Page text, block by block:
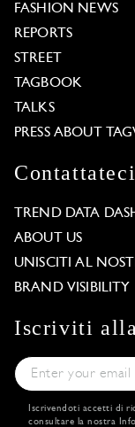
FASHION NEWS
REPORTS
STREET
TAGBOOK
TALKS
PRESS ABOUT
Contattateci
TREND DATA
ABOUT US
UNISCITI AL
BRAND VISIBILITY
Iscriviti
Iscrivendoti accetti di
consultare la nostra